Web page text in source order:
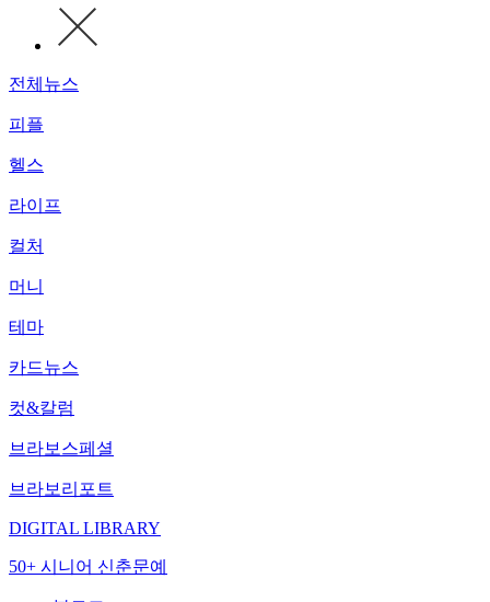
전체뉴스
피플
헬스
라이프
컬처
머니
테마
카드뉴스
컷&칼럼
브라보스페셜
브라보리포트
DIGITAL LIBRARY
50+ 시니어 신춘문예